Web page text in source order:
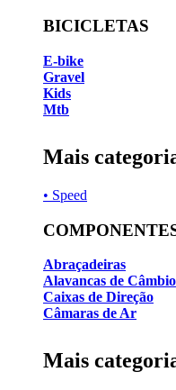
BICICLETAS
E-bike
Gravel
Kids
Mtb
Mais
• Speed
Abraçadeiras
Alavancas de Câmbio
Caixas de Direção
Câmaras de Ar
Mais